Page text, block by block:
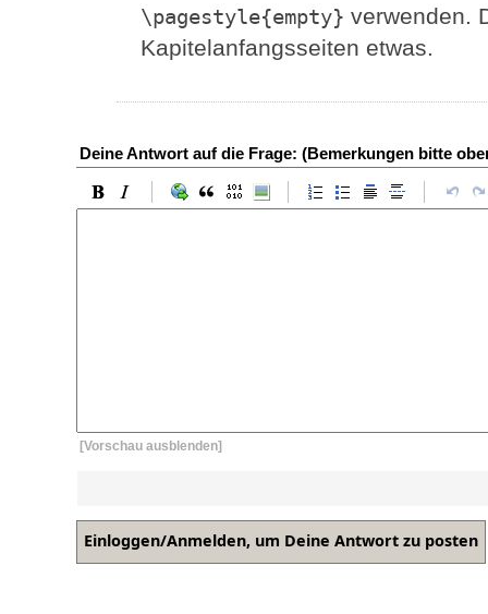
\pagestyle{empty} verwenden.
Kapitelanfangsseiten etwas.
Deine Antwort auf die Frage: (Bemerkungen bitte
[Vorschau ausblenden]